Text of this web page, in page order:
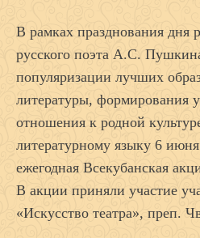
В рамках празднования дня
русского поэта А.С.
популяризации лучших
литературы, формирования
отношения к родной
литературному языку 6
ежегодная Всекубанская
В акции приняли участие
«Искусство театра», преп.